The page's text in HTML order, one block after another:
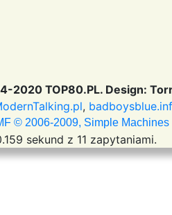
2020 TOP80.PL. Design:
,
© 2006-2009, Simple Machines
sekund z 11 zapytaniami.